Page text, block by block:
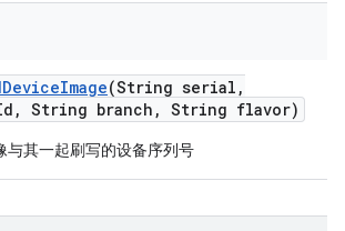
DeviceImage(String serial ,
, String branch , String flavor)
与其一起刷写的设备序列号